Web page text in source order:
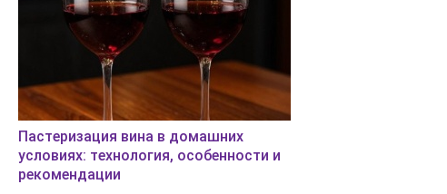
Пастеризация вина в домашних
условиях: технология, особенности и
рекомендации